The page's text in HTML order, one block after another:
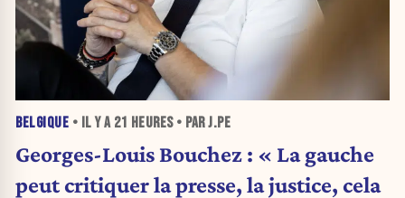
BELGIQUE • IL Y A 21 HEURES• PAR J.PE
Georges-Louis Bouchez : « La gauche
peut critiquer la presse, la justice, cela